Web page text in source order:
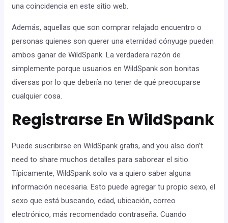
una coincidencia en este sitio web.
Además, aquellas que son comprar relajado encuentro o
personas quienes son querer una eternidad cónyuge pueden
ambos ganar de WildSpank. La verdadera razón de
simplemente porque usuarios en WildSpank son bonitas
diversas por lo que debería no tener de qué preocuparse
cualquier cosa.
Registrarse En WildSpank
Puede suscribirse en WildSpank gratis, and you also don’t
need to share muchos detalles para saborear el sitio.
Típicamente, WildSpank solo va a quiero saber alguna
información necesaria. Esto puede agregar tu propio sexo, el
sexo que está buscando, edad, ubicación, correo
electrónico, más recomendado contraseña. Cuando